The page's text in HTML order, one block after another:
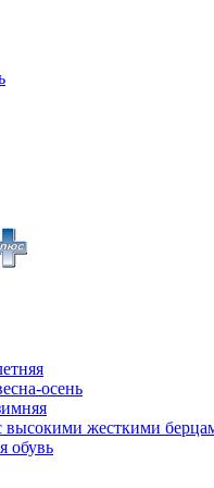
осень
высокими жесткими
обувь